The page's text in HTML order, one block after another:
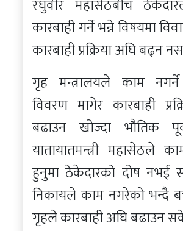
रघुवीर महासेठबीच
कारबाही गर्ने भन्ने विषयमा
कारबाही प्रक्रिया अघि बढ्न
गृह मन्त्रालयले काम
विवरण मागेर कारबाही
बढाउन खोज्दा भौतिक
यातायातमन्त्री महासेठले
हुनुमा ठेकेदारको दोष नभई
निकायले काम नगरेको भन्दै
गृहले कारबाही अघि बढाउन